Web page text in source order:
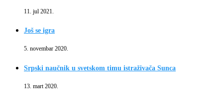
11. jul 2021.
Još se igra
5. novembar 2020.
Srpski naučnik u svetskom timu istraživača Sunca
13. mart 2020.